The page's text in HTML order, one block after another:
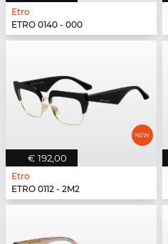
Etro
ETRO 0140 - 000
€ 192,00
Etro
ETRO 0112 - 2M2